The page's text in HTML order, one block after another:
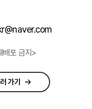
배포 금지>
가기